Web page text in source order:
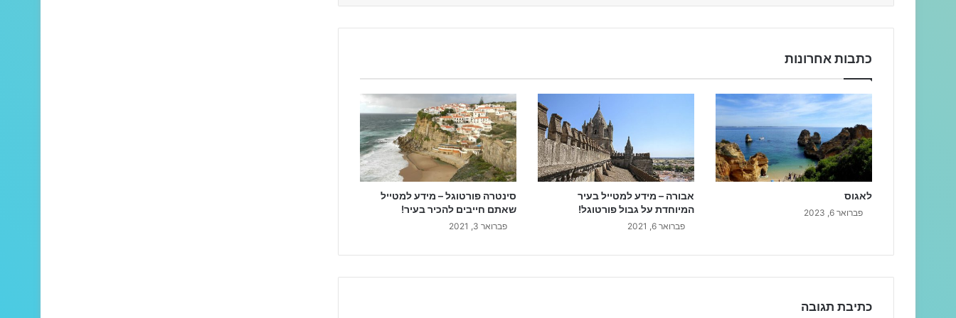
כתבות אחרונות
לאגוס
פברואר 6, 2023
אבורה – מידע למטייל בעיר
המיוחדת על גבול פורטוגל!
פברואר 6, 2021
סינטרה פורטוגל – מידע למטייל
שאתם חייבים להכיר בעיר!
פברואר 3, 2021
כתיבת תגובה